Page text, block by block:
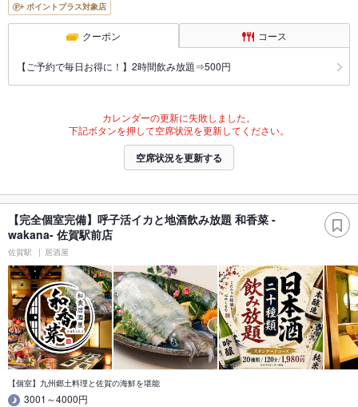
ポイントプラス対象店
クーポン コース
【ご予約で毎日お得に！】2時間飲み放題⇒500円
カレンダーの更新に失敗しました。
下記ボタンを押して空席状況を更新してください。
空席状況を更新する
【完全個室完備】呼子活イカと地酒飲み放題 和香菜 -
wakana- 佐賀駅前店
佐賀駅 居酒屋
【個室】九州郷土料理と佐賀の海鮮を堪能
3001～4000円